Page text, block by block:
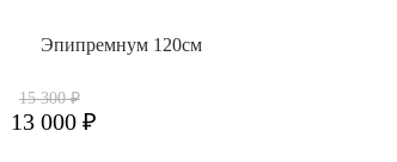
Эпипремнум 120см
15 300 ₽
13 000 ₽